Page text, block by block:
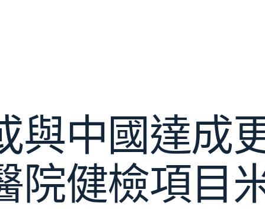
與中國達成
院健檢項目